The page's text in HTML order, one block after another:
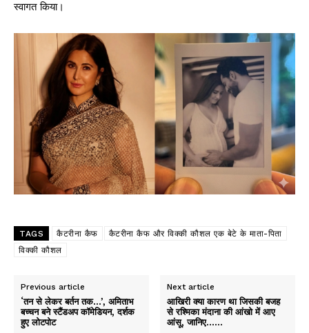
स्वागत किया।
TAGS कैटरीना कैफ
कैटरीना कैफ और विक्की कौशल एक बेटे के माता-पिता
विक्की कौशल
Previous article
‘तन से लेकर बर्तन तक…’, अमिताभ
बच्चन बने स्टैंडअप कॉमेडियन, दर्शक
हुए लोटपोट
Next article
आखिरी क्या कारण था जिसकी बजह
से रश्मिका मंदाना की आंखो में आए
आंसू, जानिए……